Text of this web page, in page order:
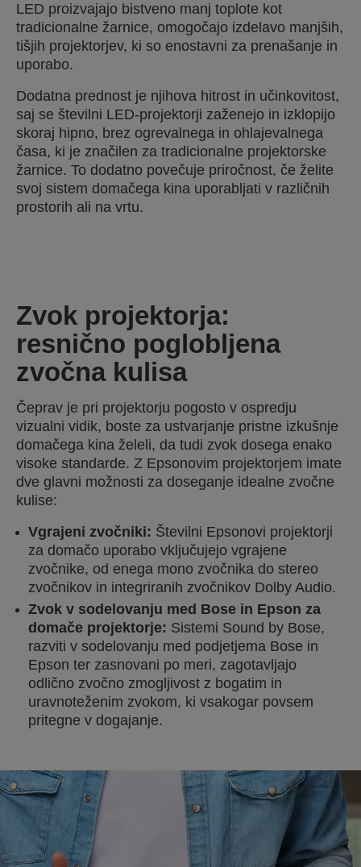
LED proizvajajo bistveno manj toplote kot
tradicionalne žarnice, omogočajo izdelavo manjših,
tišjih projektorjev, ki so enostavni za prenašanje in
uporabo.
Dodatna prednost je njihova hitrost in učinkovitost,
saj se številni LED-projektorji zaženejo in izklopijo
skoraj hipno, brez ogrevalnega in ohlajevalnega
časa, ki je značilen za tradicionalne projektorske
žarnice. To dodatno povečuje priročnost, če želite
svoj sistem domačega kina uporabljati v različnih
prostorih ali na vrtu.
Zvok projektorja:
resnično poglobljena
zvočna kulisa
Čeprav je pri projektorju pogosto v ospredju
vizualni vidik, boste za ustvarjanje pristne izkušnje
domačega kina želeli, da tudi zvok dosega enako
visoke standarde. Z Epsonovim projektorjem imate
dve glavni možnosti za doseganje idealne zvočne
kulise:
Vgrajeni zvočniki: Številni Epsonovi projektorji
za domačo uporabo vključujejo vgrajene
zvočnike, od enega mono zvočnika do stereo
zvočnikov in integriranih zvočnikov Dolby Audio.
Zvok v sodelovanju med Bose in Epson za
domače projektorje: Sistemi Sound by Bose,
razviti v sodelovanju med podjetjema Bose in
Epson ter zasnovani po meri, zagotavljajo
odlično zvočno zmogljivost z bogatim in
uravnoteženim zvokom, ki vsakogar povsem
pritegne v dogajanje.